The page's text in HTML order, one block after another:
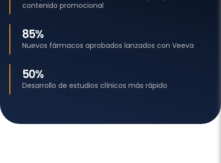
contenido promocional
85%
Nuevos fármacos aprobados lanzados con Veeva
50%
Desarrollo de estudios clínicos más rápido